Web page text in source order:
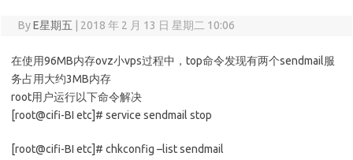
ByE星期五 2018 年 2 月 13 日 星期二 10:06
在使用96MB内存ovz小vps过程中，top命令发现有两个sendmail服
务占用大约3MB内存
root用户运行以下命令解决
[root@cifi-BI etc]# service sendmail stop
[root@cifi-BI etc]# chkconfig –list sendmail